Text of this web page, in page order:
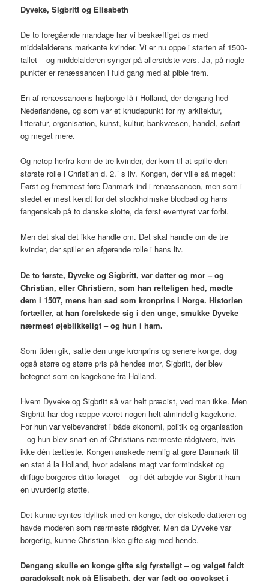
Dyveke, Sigbritt og Elisabeth
De to foregående mandage har vi beskæftiget os med
middelalderens markante kvinder. Vi er nu oppe i starten af 1500-
tallet – og middelalderen synger på allersidste vers. Ja, på nogle
punkter er renæssancen i fuld gang med at pible frem.
En af renæssancens højborge lå i Holland, der dengang hed
Nederlandene, og som var et knudepunkt for ny arkitektur,
litteratur, organisation, kunst, kultur, bankvæsen, handel, søfart
og meget mere.
Og netop herfra kom de tre kvinder, der kom til at spille den
største rolle i Christian d. 2.´ s liv. Kongen, der ville så meget:
Først og fremmest føre Danmark ind i renæssancen, men som i
stedet er mest kendt for det stockholmske blodbad og hans
fangenskab på to danske slotte, da først eventyret var forbi.
Men det skal det ikke handle om. Det skal handle om de tre
kvinder, der spiller en afgørende rolle i hans liv.
De to første, Dyveke og Sigbritt, var datter og mor – og
Christian, eller Christiern, som han retteligen hed, mødte
dem i 1507, mens han sad som kronprins i Norge. Historien
fortæller, at han forelskede sig i den unge, smukke Dyveke
nærmest øjeblikkeligt – og hun i ham.
Som tiden gik, satte den unge kronprins og senere konge, dog
også større og større pris på hendes mor, Sigbritt, der blev
betegnet som en kagekone fra Holland.
Hvem Dyveke og Sigbritt så var helt præcist, ved man ikke. Men
Sigbritt har dog næppe været nogen helt almindelig kagekone.
For hun var velbevandret i både økonomi, politik og organisation
– og hun blev snart en af Christians nærmeste rådgivere, hvis
ikke dén tætteste. Kongen ønskede nemlig at gøre Danmark til
en stat á la Holland, hvor adelens magt var formindsket og
driftige borgeres ditto forøget – og i dét arbejde var Sigbritt ham
en uvurderlig støtte.
Det kunne syntes idyllisk med en konge, der elskede datteren og
havde moderen som nærmeste rådgiver. Men da Dyveke var
borgerlig, kunne Christian ikke gifte sig med hende.
Dengang skulle en konge gifte sig fyrsteligt – og valget faldt
paradoksalt nok på Elisabeth, der var født og opvokset i